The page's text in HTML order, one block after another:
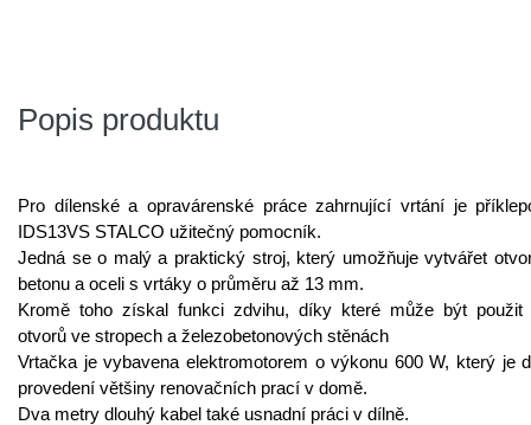
Popis produktu
Pro dílenské a opravárenské práce zahrnující vrtání je
IDS13VS STALCO užitečný pomocník.
Jedná se o malý a praktický stroj, který umožňuje vytvářet
betonu a oceli s vrtáky o průměru až 13 mm.
Kromě toho získal funkci zdvihu, díky které může být použit
otvorů ve stropech a železobetonových stěnách
Vrtačka je vybavena elektromotorem o výkonu 600 W, který je
provedení většiny renovačních prací v domě.
Dva metry dlouhý kabel také usnadní práci v dílně.